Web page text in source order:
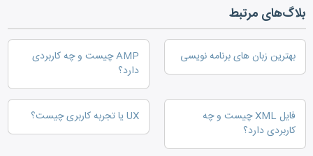
بلاگ‌های مرتبط
بهترین زبان های برنامه نویسی
AMP چیست و چه کاربردی
دارد؟
فایل XML چیست و چه
کاربردی دارد؟
UX یا تجربه کاربری چیست؟